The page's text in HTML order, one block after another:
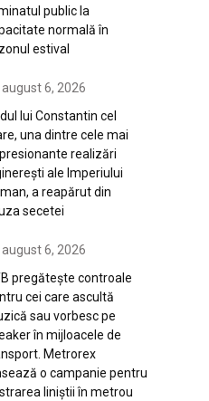
public la
normală în
estival
august 6, 2026
lui Constantin cel
una dintre cele mai
realizări
ale Imperiului
a reapărut din
secetei
august 6, 2026
pregătește controale
cei care ascultă
sau vorbesc pe
în mijloacele de
Metrorex
o campanie pentru
liniștii în metrou